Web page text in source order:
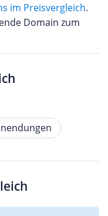
im Preisvergleich.
Domain zum